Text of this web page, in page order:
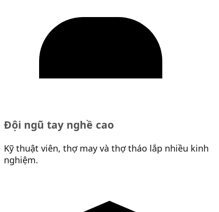
Đội ngũ tay nghề cao
Kỹ thuật viên, thợ may và thợ tháo lắp nhiều kinh
nghiệm.